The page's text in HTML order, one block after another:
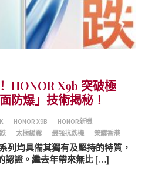
HONOR X9b 突破極
防爆」技術揭秘！
HONOR X9B
HONOR新機
太極緩震 最強抗跌機 榮耀香港
列均具備其獨有及堅持的特質，
認證。繼去年帶來無比 […]